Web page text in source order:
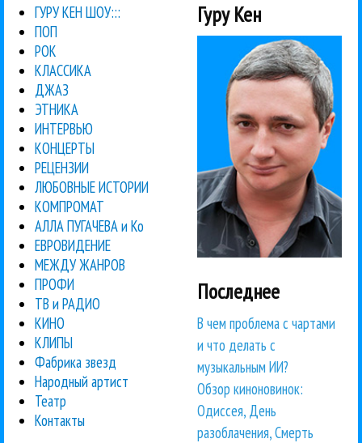
ГУРУ КЕН ШОУ:::
ПОП
РОК
КЛАССИКА
ДЖАЗ
ЭТНИКА
ИНТЕРВЬЮ
КОНЦЕРТЫ
РЕЦЕНЗИИ
ЛЮБОВНЫЕ ИСТОРИИ
КОМПРОМАТ
АЛЛА ПУГАЧЕВА и Ко
ЕВРОВИДЕНИЕ
МЕЖДУ ЖАНРОВ
ПРОФИ
ТВ и РАДИО
КИНО
КЛИПЫ
Фабрика звезд
Народный артист
Театр
Контакты
Гуру Кен
Последнее
В чем проблема с чартами
и что делать с
музыкальным ИИ?
Обзор киноновинок:
Одиссея, День
разоблачения, Смерть